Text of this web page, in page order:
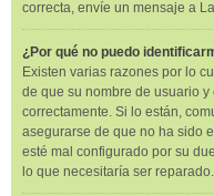
correcta, envíe un mensaje a
¿Por qué no puedo
Existen varias razones por lo
de que su nombre de usuario
correctamente. Si lo están,
asegurarse de que no ha sido
esté mal configurado por su
lo que necesitaría ser reparado.